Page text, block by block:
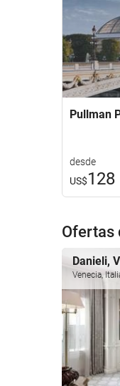
Pullman
desde
US$128
Ofertas
Danieli,
Venecia,